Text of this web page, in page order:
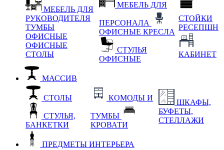
МЕБЕЛЬ ДЛЯ
РУКОВОДИТЕЛЯ
ТУМБЫ
ОФИСНЫЕ
ОФИСНЫЕ
СТОЛЫ
МЕБЕЛЬ ДЛЯ
ПЕРСОНАЛА
ОФИСНЫЕ КРЕСЛА
СТУЛЬЯ
ОФИСНЫЕ
СТОЙКИ
РЕСЕПШН
КАБИНЕТ
МАССИВ
СТОЛЫ
СТУЛЬЯ,
БАНКЕТКИ
КОМОДЫ И
ТУМБЫ
КРОВАТИ
ШКАФЫ,
БУФЕТЫ,
СТЕЛЛАЖИ
ПРЕДМЕТЫ ИНТЕРЬЕРА